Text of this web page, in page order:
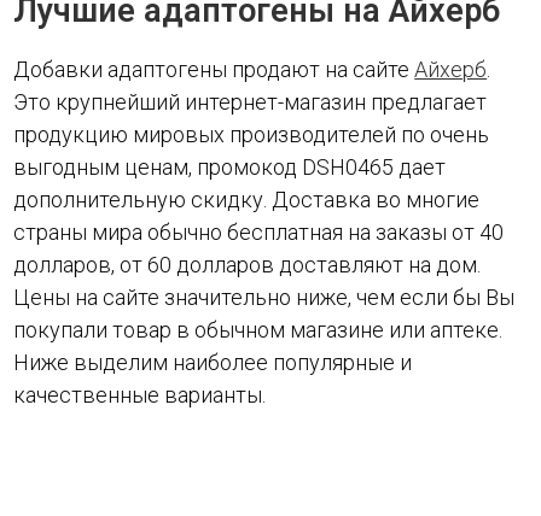
Лучшие адаптогены на Айхерб
Добавки адаптогены продают на сайтеАйхерб.
Это крупнейший интернет-магазин предлагает
продукцию мировых производителей по очень
выгодным ценам, промокод DSH0465 дает
дополнительную скидку. Доставка во многие
страны мира обычно бесплатная на заказы от 40
долларов, от 60 долларов доставляют на дом.
Цены на сайте значительно ниже, чем если бы Вы
покупали товар в обычном магазине или аптеке.
Ниже выделим наиболее популярные и
качественные варианты.